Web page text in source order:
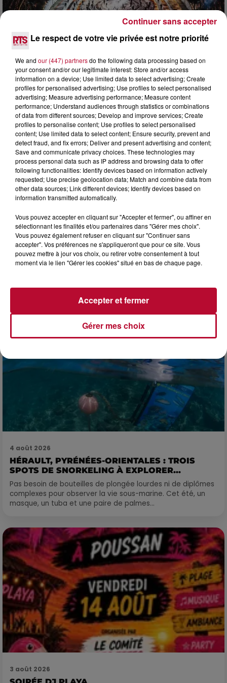
6 août 2026
NÎMES : « LE RÊVE DU GLADIATEUR » INVESTIT
LES ARÈNES CES 3...
Après un franc succès l'été dernier, le spectacle « Le Rêve
du gladiateur » revient illuminer l'amphithéâtre romain les 6,
7 et 8 août. Une fresque nocturne...
4 août 2026
4 août 2026
HÉRAULT, PYRÉNÉES-ORIENTALES : TROIS
SPOTS DE SNORKELING À EXPLORER...
Pas besoin de bouteilles de plongée lourdes ni de diplômes
complexes pour observer la vie sous-marine. Cet été, un
masque, un tuba et une paire de palmes...
3 août 2026
Le respect de votre vie privée est notre priorité
We and our (447) partnersdo the following data processing based on
your consent and/or our legitimate interest: Store and/or access
information on a device; Use limited data to select advertising; Create
profiles for personalised advertising; Use profiles to select personalised
advertising; Measure advertising performance; Measure content
performance; Understand audiences through statistics or combinations
of data from different sources; Develop and improve services; Create
profiles to personalise content; Use profiles to select personalised
content; Use limited data to select content; Ensure security, prevent and
detect fraud, and fix errors; Deliver and present advertising and content;
Save and communicate privacy choices. These technologies may
process personal data such as IP address and browsing data to offer
following functionalities: Identify devices based on information actively
requested; Use precise geolocation data; Match and combine data from
other data sources; Link different devices; Identify devices based on
information transmitted automatically.
Vous pouvez accepter en cliquant sur "Accepter et fermer", ou affiner en
sélectionnant les finalités et/ou partenaires dans "Gérer mes choix".
Vous pouvez également refuser en cliquant sur "Continuer sans
accepter". Vos préférences ne s'appliqueront que pour ce site. Vous
pouvez mettre à jour vos choix, ou retirer votre consentement à tout
moment via le lien "Gérer les cookies" situé en bas de chaque page.
Gérer mes choix
Accepter et fermer
Continuer sans accepter